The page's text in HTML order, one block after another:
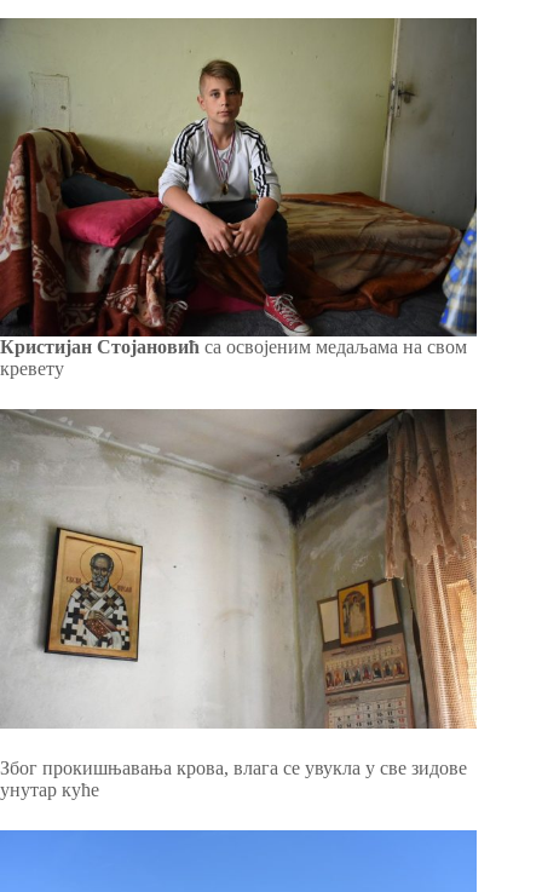
Кристијан Стојановић са освојеним медаљама на свом
кревету
Због прокишњавања крова, влага се увукла у све зидове
унутар куће